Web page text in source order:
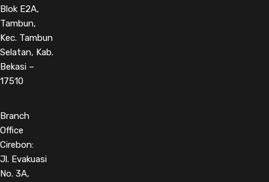
Blok E2A,
Tambun,
Kec. Tambun
Selatan, Kab.
Bekasi –
17510
Branch
Office
Cirebon:
Jl. Evakuasi
No. 3A,